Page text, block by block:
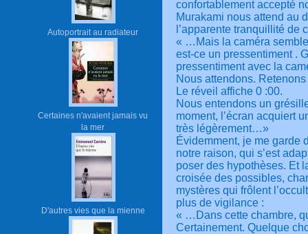
Autoportrait au radiateur
Certaines n'avaient jamais vu
la mer
D'autres vies que la mienne
confortablement accepté
Murakami nous attend au
l’apparente tranquillité de
« …Mais la caméra
est-ce un pressentiment .
pressentiment avec la
Nous attendons.
Le réveil affiche 0 :00.
Nous entendons un
moment, l’écran acquiert
très légèrement…»
Évidemment, je me garde
notre raison, qui s’est
poser des hypothèses. Et
croisée des possibles,
mystères qui frôlent
plus de vigilance :
« …Dans cette chambre,
Certainement. Quelque